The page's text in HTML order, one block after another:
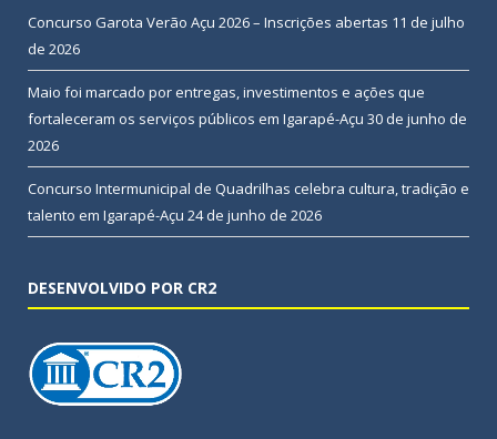
Concurso Garota Verão Açu 2026 – Inscrições abertas 11 de julho
de 2026
Maio foi marcado por entregas, investimentos e ações que
fortaleceram os serviços públicos em Igarapé-Açu 30 de junho de
2026
Concurso Intermunicipal de Quadrilhas celebra cultura, tradição e
talento em Igarapé-Açu 24 de junho de 2026
DESENVOLVIDO POR CR2